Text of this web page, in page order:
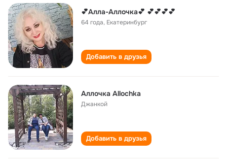
💕Алла-Аллочка💕 💕💕💕💕
64 года, Екатеринбург
Добавить в друзья
Аллочка Allochka
Джанкой
Добавить в друзья